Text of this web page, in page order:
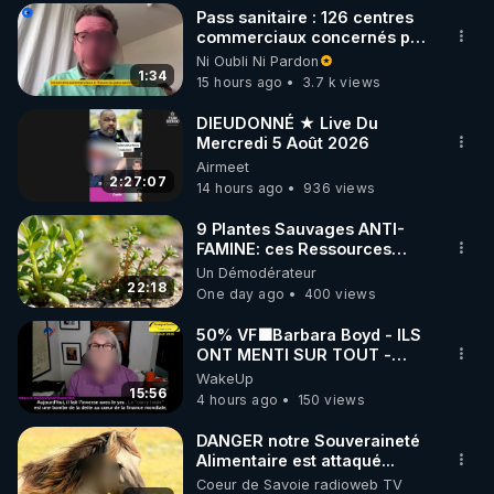
▶ 30 jours gratuit sur l’application de méditation et
de bien-être ENVOL :
Rendez-vous sur https://www.envol.app/code
le code : REGENERE
1:34
Pass sanitaire : 126 centres
commerciaux concernés par
l'obligation dans toute la
France
Ni Oubli Ni Pardon
15 hours ago
3.7 k views
2:27:07
DIEUDONNÉ ★ Live Du
Mercredi 5 Août 2026
Airmeet
14 hours ago
936 views
22:18
9 Plantes Sauvages ANTI-
FAMINE: ces Ressources
JARDIN&des Haies
Un Démodérateur
One day ago
400 views
15:56
50% VF🟩Barbara Boyd - ILS
ONT MENTI SUR TOUT -
Jocelyne Traduction
WakeUp
4 hours ago
150 views
DANGER notre Souveraineté
Alimentaire est attaqué...
Coeur de Savoie radioweb TV